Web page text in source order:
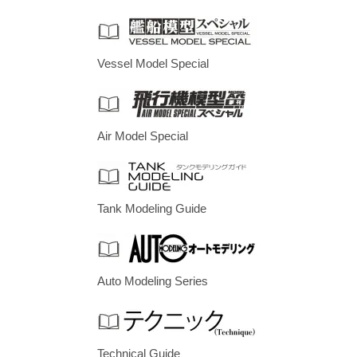
Vessel Model Special
Air Model Special
Tank Modeling Guide
Auto Modeling Series
Technical Guide